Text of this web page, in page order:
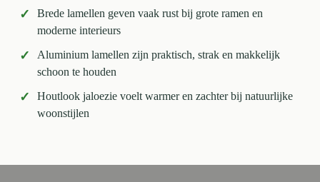
✓
Brede lamellen geven vaak rust bij grote ramen en
moderne interieurs
✓
Aluminium lamellen zijn praktisch, strak en makkelijk
schoon te houden
✓
Houtlook jaloezie voelt warmer en zachter bij natuurlijke
woonstijlen